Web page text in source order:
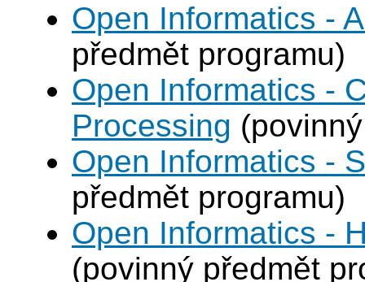
Open Informatics -
předmět programu)
Open Informatics -
Processing
Open Informatics -
předmět programu)
Open Informatics -
(povinný předmět